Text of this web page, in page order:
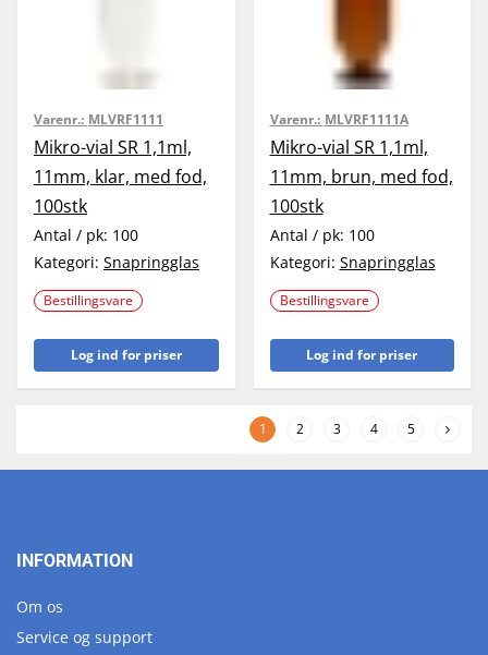
Varenr.: MLVRF1111
Mikro-vial SR 1,1ml,
11mm, klar, med fod,
100stk
Antal / pk: 100
Kategori: Snapringglas
Bestillingsvare
Log ind for priser
Varenr.: MLVRF1111A
Mikro-vial SR 1,1ml,
11mm, brun, med fod,
100stk
Antal / pk: 100
Kategori: Snapringglas
Bestillingsvare
Log ind for priser
1 2 3 4 5
INFORMATION
Om os
Service og support